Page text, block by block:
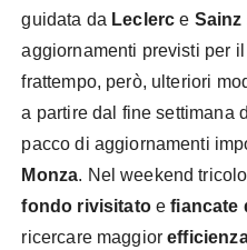
guidata da Leclerc e Sainz
aggiornamenti previsti per
frattempo, però, ulteriori
a partire dal fine settimana
pacco di aggiornamenti
Monza. Nel weekend
fondo rivisitatoefiancate
ricercare maggior